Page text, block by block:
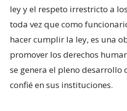
ley y el respeto irrestricto a
toda vez que como
hacer cumplir la ley, es una
promover los derechos
se genera el pleno desarrollo
confié en sus instituciones.